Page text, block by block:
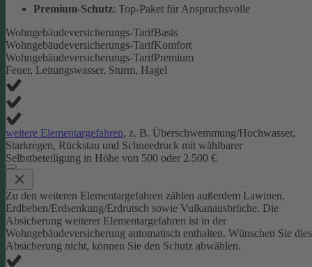
Premium-Schutz: Top-Paket für Anspruchsvolle
Wohngebäudeversicherungs-TarifBasis
Wohngebäudeversicherungs-TarifKomfort
Wohngebäudeversicherungs-TarifPremium
Feuer, Leitungswasser, Sturm, Hagel
weitere Elementargefahren, z. B. Überschwemmung/Hochwasser,
Starkregen, Rückstau und Schneedruck mit wählbarer
Selbstbeteiligung in Höhe von 500 oder 2.500 €
Zu den weiteren Elementargefahren zählen außerdem Lawinen,
Erdbeben/Erdsenkung/Erdrutsch sowie Vulkanausbrüche. Die
Absicherung weiterer Elementargefahren ist in der
Wohngebäudeversicherung automatisch enthalten. Wünschen Sie
Absicherung nicht, können Sie den Schutz abwählen.